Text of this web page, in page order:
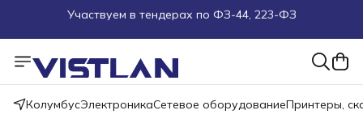
Пуско-наладочные работы
Пришлите запрос на e-mail или в чат
КолумбусЭлектроникаСетевое оборудованиеПринтеры,